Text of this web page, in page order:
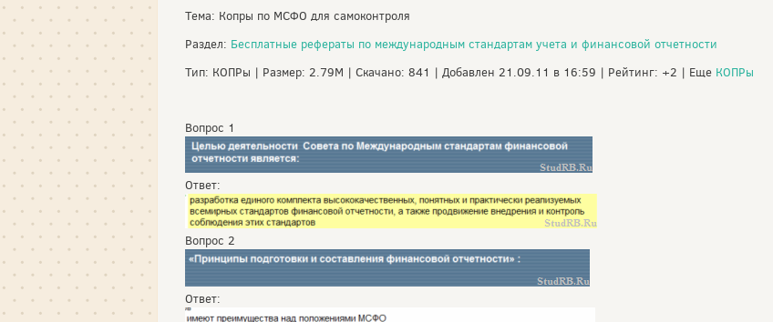
Тема: Копры по МСФО для самоконтроля
Раздел: Бесплатные рефераты по международным стандартам учета и финансовой отчетности
Тип: КОПРы | Размер: 2.79M | Скачано: 841 | Добавлен 21.09.11 в 16:59 | Рейтинг: +2 | Еще КОПРы
Вопрос 1
Ответ:
Вопрос 2
Ответ: